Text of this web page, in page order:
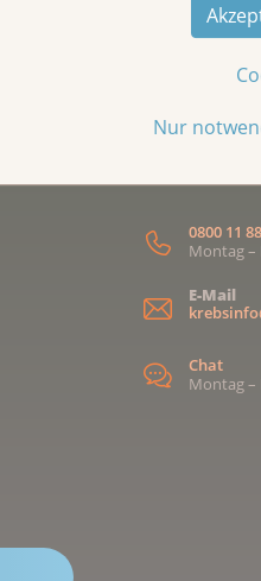
Nur
0800 11
Montag –
E-Mail
Chat
Montag –